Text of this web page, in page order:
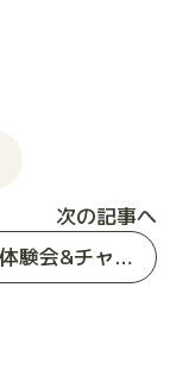
次の記事へ
12月の体験会&チャレンジゲーム報告